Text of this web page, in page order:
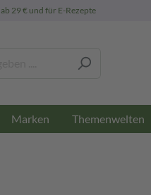
ab 29 € und für E-Rezepte
Marken Themenwelten